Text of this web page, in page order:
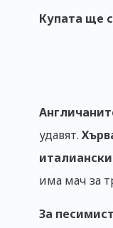
Купата ще
удавят.
италиански
има мач за
За